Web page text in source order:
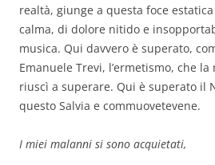
realtà, giunge a questa foce
calma, di dolore nitido e
musica. Qui davvero è superato,
Emanuele Trevi, l’ermetismo, che
riuscì a superare. Qui è superato il
questo Salvia e commuovetevene.
I miei malanni si sono acquietati,